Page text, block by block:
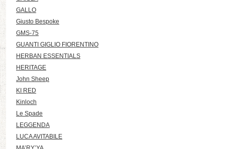
GALLO
Giusto Bespoke
GMS-75
GUANTI GIGLIO FIORENTINO
HERBAN ESSENTIALS
HERITAGE
John Sheep
KI RED
Kinloch
Le Spade
LEGGENDA
LUCA AVITABILE